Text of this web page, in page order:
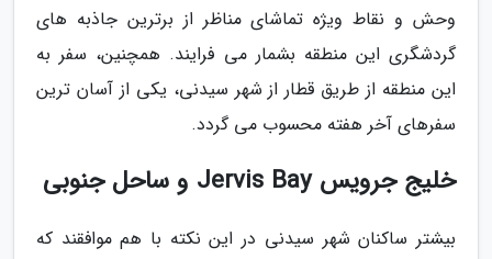
وحش و نقاط ویژه تماشای مناظر از برترین جاذبه های
گردشگری این منطقه بشمار می فرایند. همچنین، سفر به
این منطقه از طریق قطار از شهر سیدنی، یکی از آسان ترین
سفرهای آخر هفته محسوب می گردد.
خلیج جرویس Jervis Bay و ساحل جنوبی
بیشتر ساکنان شهر سیدنی در این نکته با هم موافقند که